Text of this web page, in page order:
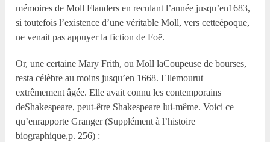
mémoires de Moll Flanders en reculant l’année jusqu’en1683,
si toutefois l’existence d’une véritable Moll, vers cetteépoque,
ne venait pas appuyer la fiction de Foë.
Or, une certaine Mary Frith, ou Moll laCoupeuse de bourses,
resta célèbre au moins jusqu’en 1668. Ellemourut
extrêmement âgée. Elle avait connu les contemporains
deShakespeare, peut-être Shakespeare lui-même. Voici ce
qu’enrapporte Granger (Supplément à l’histoire
biographique,p. 256) :